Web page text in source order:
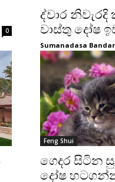
0
ද්වාර
වාස්‌තු දෝෂ
Sumanadasa
Feng Shui
ගෙදර සිටින
දෝෂ